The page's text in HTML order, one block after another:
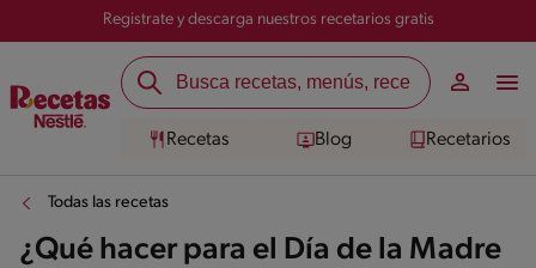
Registrate y descarga nuestros recetarios gratis
Recetas Blog Recetarios
Todas las recetas
¿Qué hacer para el Día de la Madre